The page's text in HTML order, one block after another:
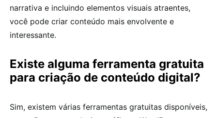
narrativa e incluindo elementos visuais atraentes,
você pode criar conteúdo mais envolvente e
interessante.
Existe alguma ferramenta gratuita
para criação de conteúdo digital?
Sim, existem várias ferramentas gratuitas disponíveis,